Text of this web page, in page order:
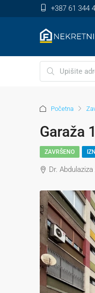
+387 61 344
Početna
Garaža
ZAVRŠENO
Dr.